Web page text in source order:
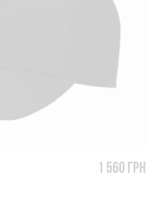
1 560 грн